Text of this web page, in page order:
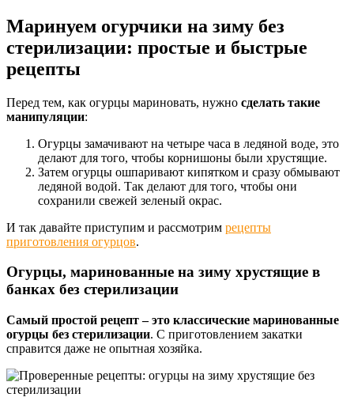
Маринуем огурчики на зиму без
стерилизации: простые и быстрые
рецепты
Перед тем, как огурцы мариновать, нужно сделать такие
манипуляции:
Огурцы замачивают на четыре часа в ледяной воде, это
делают для того, чтобы корнишоны были хрустящие.
Затем огурцы ошпаривают кипятком и сразу обмывают
ледяной водой. Так делают для того, чтобы они
сохранили свежей зеленый окрас.
И так давайте приступим и рассмотрим рецепты
приготовления огурцов.
Огурцы, маринованные на зиму хрустящие в
банках без стерилизации
Самый простой рецепт – это классические маринованные
огурцы без стерилизации. С приготовлением закатки
справится даже не опытная хозяйка.